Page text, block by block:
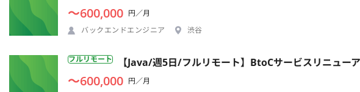
〜600,000 円／月
バックエンドエンジニア
渋谷
フルリモート 【Java/週5日/フルリモート】BtoCサービスリニュー
〜600,000 円／月